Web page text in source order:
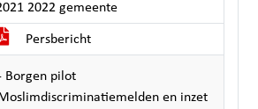
2022 gemeente
Persbericht
Borgen pilot
Moslimdiscriminatiemelden en inzet